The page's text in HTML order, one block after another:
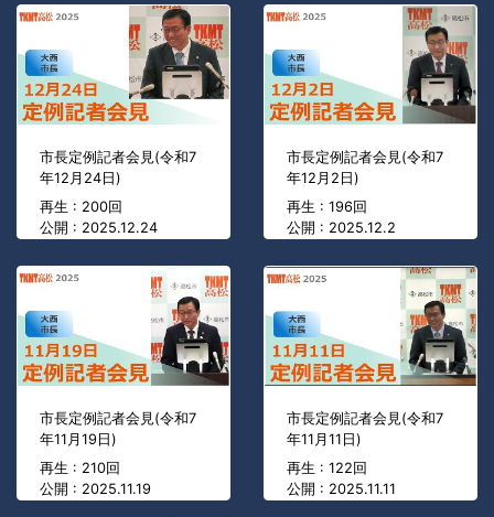
市長定例記者会見(令和7
年12月24日)
再生 : 200回
公開 : 2025.12.24
市長定例記者会見(令和7
年12月2日)
再生 : 196回
公開 : 2025.12.2
市長定例記者会見(令和7
年11月19日)
再生 : 210回
公開 : 2025.11.19
市長定例記者会見(令和7
年11月11日)
再生 : 122回
公開 : 2025.11.11